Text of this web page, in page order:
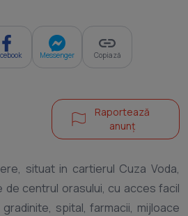
Messenger Copiază
Raportează
anunț
situat in cartierul Cuza Voda,
de centrul orasului, cu acces facil
spital, farmacii, mijloace